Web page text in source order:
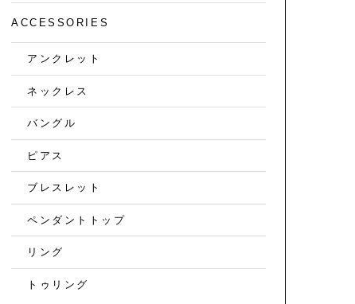
ACCESSORIES
アンクレット
ネックレス
バングル
ピアス
ブレスレット
ペンダントトップ
リング
トゥリング